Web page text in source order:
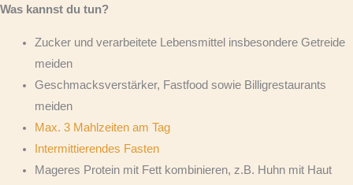
Was kannst du tun?
Zucker und verarbeitete Lebensmittel insbesondere Getreide
meiden
Geschmacksverstärker, Fastfood sowie Billigrestaurants
meiden
Max. 3 Mahlzeiten am Tag
Intermittierendes Fasten
Mageres Protein mit Fett kombinieren, z.B. Huhn mit Haut